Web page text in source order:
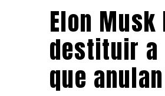
Elon
destituir a
que